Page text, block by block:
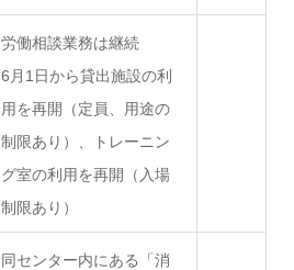
労働相談業務は継続
6月1日から貸出施設の利
用を再開（定員、用途の
制限あり）、トレーニン
グ室の利用を再開（入場
制限あり）
同センター内にある「消